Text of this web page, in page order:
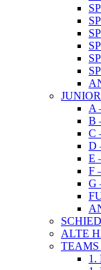
A
B
C
D
E
F
G
ALTE
1.